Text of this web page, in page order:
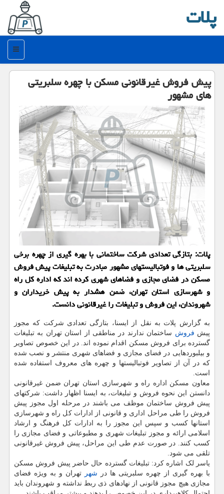
پلات
منو
پیش فروش غیرقانونی مسكن با چهره سلبریتی
های مشهور
پلات: بتازگی تعدادی شرکت ساختمانی با بهره گیری از چهره برخی
سلبریتی ها و فوتبالیستهای مشهور مبادرت به تبلیغات پیش فروش
مسکن در فضای مجازی و فضاهای شهری کرده اند که اداره کل راه
و شهرسازی استان تهران، ضمن هشدار به پیش خریداران و
شهروندان، این فروش و تبلیغات را غیرقانونی دانست.
به گزارش پلات به نقل از ایسنا، بتازگی تعدادی شرکت که مجوز
پیش فروش ساختمان ندارند در مناطقی از استان تهران به تبلیغات
گسترده برای فروش مسکن اقدام نموده اند. در این خصوص تصاویر
و بیلبوردهایی در فضای مجازی و فضاهای شهری منتشر و نصب شده
که در آن از تصاویر فوتبالیستها و چهره های معروف استفاده شده
است.
معاون مسکن اداره راه و شهرسازی استان تهران ضمن غیرقانونی
دانستن این نحوه فروش و تبلیغات، به ایسنا اظهار داشت: شرکتهای
پیش فروش ساختمان موظف می باشند در مرحله اول مجوز پیش
فروش را طی مراحل اداری و قانونی از ادارات کل راه و شهرسازی
استانها کسب و سپس این مجوز را به ادارات کل فرهنگ و ارشاد
اسلامی ارائه و مجوز تبلیغات شهری و مطبوعاتی و فضای مجازی را
کسب کنند. در صورت عدم طی این مراحل، پیش فروش غیرقانونی
تلقی می شود.
یاسر لک اشاره کرد: تبلیغات گسترده حال حاضر پیش فروش مسکن
با بهره گیری از چهره سلبریتی ها در شهر
تهران و به ویژه فضای
مجازی هیچ مجوز قانونی از نهادهای ذی ربط نداشته و شهروندان باید